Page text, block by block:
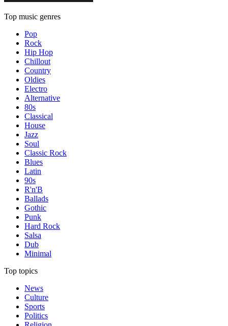
Top music genres
Pop
Rock
Hip Hop
Chillout
Country
Oldies
Electro
Alternative
80s
Classical
House
Jazz
Soul
Classic Rock
Blues
Latin
90s
R'n'B
Ballads
Gothic
Punk
Hard Rock
Salsa
Dub
Minimal
Top topics
News
Culture
Sports
Politics